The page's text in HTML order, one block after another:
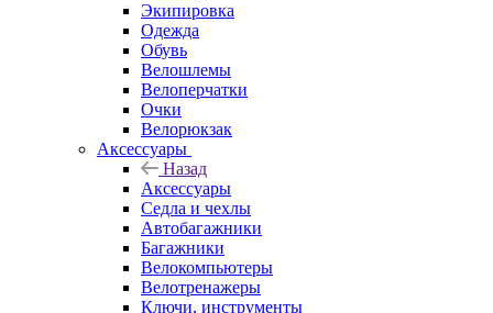
Экипировка
Одежда
Обувь
Велошлемы
Велоперчатки
Очки
Велорюкзак
Аксессуары
Назад
Аксессуары
Седла и чехлы
Автобагажники
Багажники
Велокомпьютеры
Велотренажеры
Ключи, инструменты